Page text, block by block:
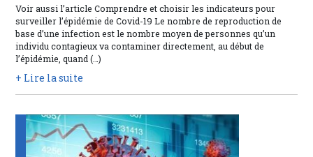
Voir aussi l’article Comprendre et choisir les indicateurs pour
surveiller l’épidémie de Covid-19 Le nombre de reproduction de
base d’une infection est le nombre moyen de personnes qu’un
individu contagieux va contaminer directement, au début de
l’épidémie, quand (…)
+ Lire la suite